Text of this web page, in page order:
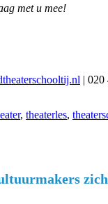
met u mee!
| 020
, theaterles,